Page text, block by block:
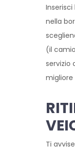
nella
(il
servizio
Ti